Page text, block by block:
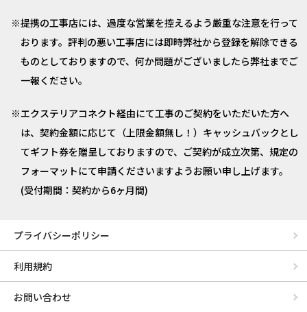
提携の工事店には、過度な営業を控えるよう厳重な注意を行って
おります。評判の悪い工事店には即時弊社から登録を解除できる
ものとしておりますので、何か問題がございましたら弊社までご
一報ください。
エクステリアコネクト経由にて工事のご契約をいただいた方へ
は、契約金額に応じて（上限金額無し！）キャッシュバックとし
てギフト券を贈呈しておりますので、ご契約が成立次第、規定の
フォーマットにて申請くださいますようお願い申し上げます。
(受付期間：契約から6ヶ月間)
プライバシーポリシー
利用規約
お問い合わせ